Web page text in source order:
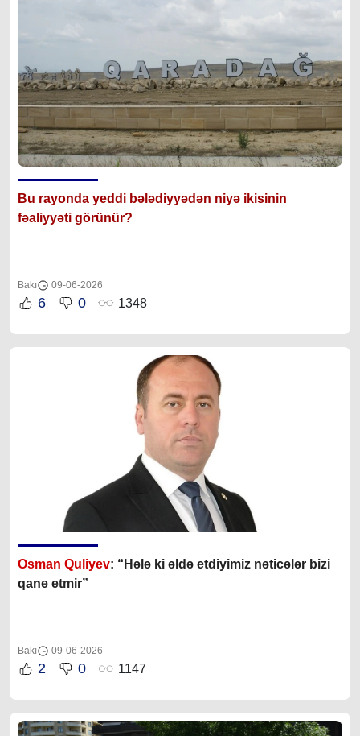
Bu rayonda yeddi bələdiyyədən niyə ikisinin
fəaliyyəti görünür?
Bakı 09-06-2026
6 0 1348
Osman Quliyev: “Hələ ki əldə etdiyimiz nəticələr bizi
qane etmir”
Bakı 09-06-2026
2 0 1147